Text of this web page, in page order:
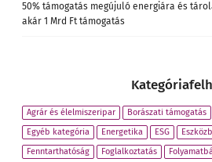
50% támogatás megújuló energiára és
akár 1 Mrd Ft támogatás
Agrár és élelmiszeripar Borászati támogatás
Egyéb kategória
Energetika ESG
Fenntarthatóság
Foglalkoztatás